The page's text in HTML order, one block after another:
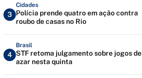
3
Cidades
Polícia prende quatro em ação contra
roubo de casas no Rio
4
Brasil
STF retoma julgamento sobre jogos de
azar nesta quinta